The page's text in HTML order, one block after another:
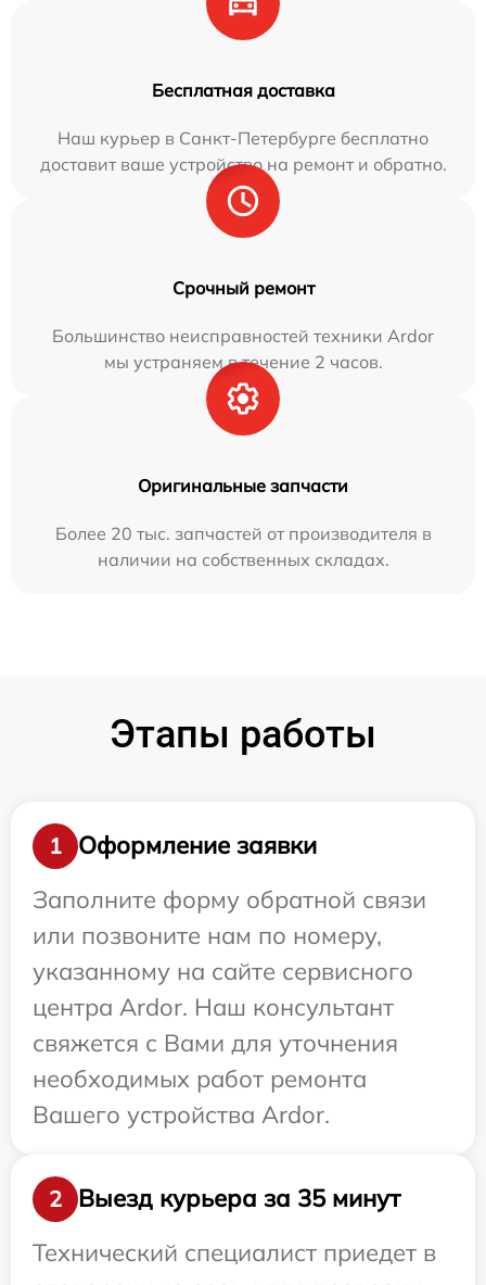
Бесплатная доставка
Наш курьер в Санкт-Петербурге бесплатно
доставит ваше устройство на ремонт и обратно.
Срочный ремонт
Большинство неисправностей техники Ardor
мы устраняем в течение 2 часов.
Оригинальные запчасти
Более 20 тыс. запчастей от производителя в
наличии на собственных складах.
Этапы работы
1
Оформление заявки
Заполните форму обратной связи
или позвоните нам по номеру,
указанному на сайте сервисного
центра Ardor. Наш консультант
свяжется с Вами для уточнения
необходимых работ ремонта
Вашего устройства Ardor.
2
Выезд курьера за 35 минут
Технический специалист приедет в